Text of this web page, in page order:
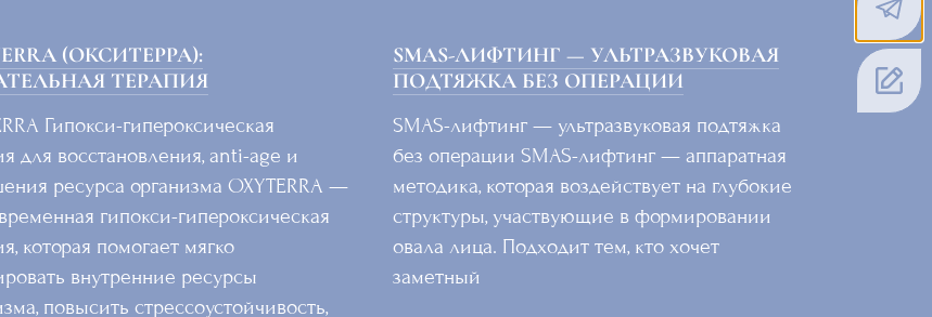
(ОКСИТЕРРА):
ТЕРАПИЯ
Гипокси-гипероксическая
для восстановления, anti-age и
ресурса организма OXYTERRA —
гипокси-гипероксическая
которая помогает мягко
внутренние ресурсы
повысить стрессоустойчивость,
SMAS-ЛИФТИНГ — УЛЬТРАЗВУКОВАЯ
ПОДТЯЖКА БЕЗ ОПЕРАЦИИ
SMAS-лифтинг — ультразвуковая подтяжка
без операции SMAS-лифтинг — аппаратная
методика, которая воздействует на глубокие
структуры, участвующие в формировании
овала лица. Подходит тем, кто хочет
заметный